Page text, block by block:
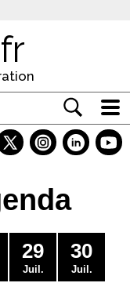
29
Juil.
30
Juil.